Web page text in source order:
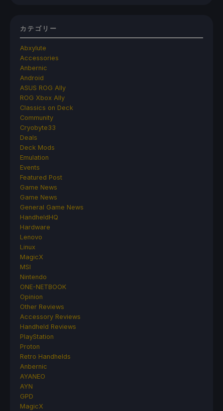
カテゴリー
Abxylute
Accessories
Anbernic
Android
ASUS ROG Ally
ROG Xbox Ally
Classics on Deck
Community
Cryobyte33
Deals
Deck Mods
Emulation
Events
Featured Post
Game News
Game News
General Game News
HandheldHQ
Hardware
Lenovo
Linux
MagicX
MSI
Nintendo
ONE-NETBOOK
Opinion
Other Reviews
Accessory Reviews
Handheld Reviews
PlayStation
Proton
Retro Handhelds
Anbernic
AYANEO
AYN
GPD
MagicX